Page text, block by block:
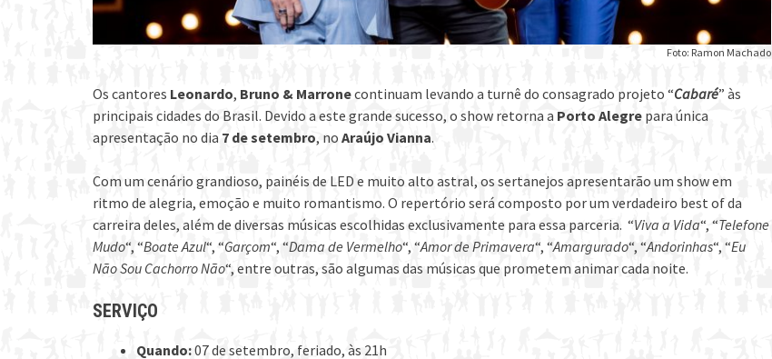
Foto: Ramon Machado
Os cantores Leonardo, Bruno & Marronecontinuam levando a turnê do consagrado projeto “Cabaré” às
principais cidades do Brasil. Devido a este grande sucesso, o show retorna a Porto Alegre para única
apresentação no dia 7 de setembro, no Araújo Vianna.
Com um cenário grandioso, painéis de LED e muito alto astral, os sertanejos apresentarão um show em
ritmo de alegria, emoção e muito romantismo. O repertório será composto por um verdadeiro best of da
carreira deles, além de diversas músicas escolhidas exclusivamente para essa parceria. “Viva a Vida“, “Telefone
Mudo“, “Boate Azul“, “Garçom“, “Dama de Vermelho“, “Amor de Primavera“, “Amargurado“, “Andorinhas“, “Eu
Não Sou Cachorro Não“, entre outras, são algumas das músicas que prometem animar cada noite.
SERVIÇO
Quando:07 de setembro, feriado, às 21h